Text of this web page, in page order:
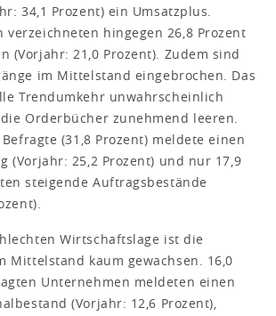
34,1 Prozent) ein Umsatzplus.
verzeichneten hingegen 26,8 Prozent
(Vorjahr: 21,0 Prozent). Zudem sind
im Mittelstand eingebrochen. Das
Trendumkehr unwahrscheinlich
Orderbücher zunehmend leeren.
(31,8 Prozent) meldete einen
(Vorjahr: 25,2 Prozent) und nur 17,9
steigende Auftragsbestände
Wirtschaftslage ist die
Mittelstand kaum gewachsen. 16,0
Unternehmen meldeten einen
(Vorjahr: 12,6 Prozent),